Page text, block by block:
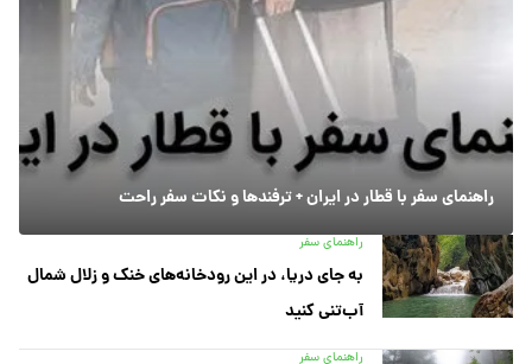
راهنمای سفر با قطار در ایران + ترفندها و نکات سفر راحت
راهنمای سفر
به جای دریا، در این رودخانه‌های خنک و زلال شمال
آب‌تنی کنید
راهنمای سفر